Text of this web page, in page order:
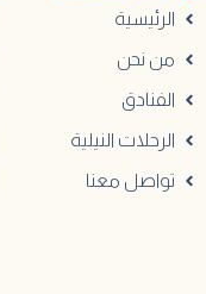
الرئيسية
من نحن
الفنادق
الرحلات النيلية
تواصل معنا